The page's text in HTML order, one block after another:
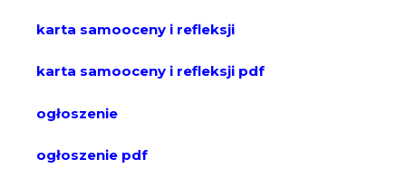
karta samooceny i refleksji
karta samooceny i refleksji pdf
ogłoszenie
ogłoszenie pdf